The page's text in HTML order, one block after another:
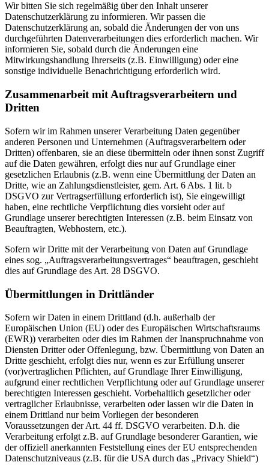
Wir bitten Sie sich regelmäßig über den Inhalt unserer
Datenschutzerklärung zu informieren. Wir passen die
Datenschutzerklärung an, sobald die Änderungen der von uns
durchgeführten Datenverarbeitungen dies erforderlich machen. Wir
informieren Sie, sobald durch die Änderungen eine
Mitwirkungshandlung Ihrerseits (z.B. Einwilligung) oder eine
sonstige individuelle Benachrichtigung erforderlich wird.
Zusammenarbeit mit Auftragsverarbeitern und
Dritten
Sofern wir im Rahmen unserer Verarbeitung Daten gegenüber
anderen Personen und Unternehmen (Auftragsverarbeitern oder
Dritten) offenbaren, sie an diese übermitteln oder ihnen sonst Zugriff
auf die Daten gewähren, erfolgt dies nur auf Grundlage einer
gesetzlichen Erlaubnis (z.B. wenn eine Übermittlung der Daten an
Dritte, wie an Zahlungsdienstleister, gem. Art. 6 Abs. 1 lit. b
DSGVO zur Vertragserfüllung erforderlich ist), Sie eingewilligt
haben, eine rechtliche Verpflichtung dies vorsieht oder auf
Grundlage unserer berechtigten Interessen (z.B. beim Einsatz von
Beauftragten, Webhostern, etc.).
Sofern wir Dritte mit der Verarbeitung von Daten auf Grundlage
eines sog. „Auftragsverarbeitungsvertrages“ beauftragen, geschieht
dies auf Grundlage des Art. 28 DSGVO.
Übermittlungen in Drittländer
Sofern wir Daten in einem Drittland (d.h. außerhalb der
Europäischen Union (EU) oder des Europäischen Wirtschaftsraums
(EWR)) verarbeiten oder dies im Rahmen der Inanspruchnahme von
Diensten Dritter oder Offenlegung, bzw. Übermittlung von Daten an
Dritte geschieht, erfolgt dies nur, wenn es zur Erfüllung unserer
(vor)vertraglichen Pflichten, auf Grundlage Ihrer Einwilligung,
aufgrund einer rechtlichen Verpflichtung oder auf Grundlage unserer
berechtigten Interessen geschieht. Vorbehaltlich gesetzlicher oder
vertraglicher Erlaubnisse, verarbeiten oder lassen wir die Daten in
einem Drittland nur beim Vorliegen der besonderen
Voraussetzungen der Art. 44 ff. DSGVO verarbeiten. D.h. die
Verarbeitung erfolgt z.B. auf Grundlage besonderer Garantien, wie
der offiziell anerkannten Feststellung eines der EU entsprechenden
Datenschutzniveaus (z.B. für die USA durch das „Privacy Shield“)